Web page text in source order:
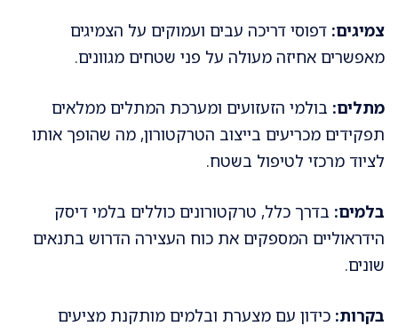
צמיגים: דפוסי דריכה עבים ועמוקים על הצמיגים
מאפשרים אחיזה מעולה על פני שטחים מגוונים.
מתלים: בולמי הזעזועים ומערכת המתלים ממלאים
תפקידים מכריעים בייצוב הטרקטורון, מה שהופך אותו
לציוד מרכזי לטיפול בשטח.
בלמים: בדרך כלל, טרקטורונים כוללים בלמי דיסק
הידראוליים המספקים את כוח העצירה הדרוש בתנאים
שונים.
בקרות: כידון עם מצערת ובלמים מותקנת מציעים